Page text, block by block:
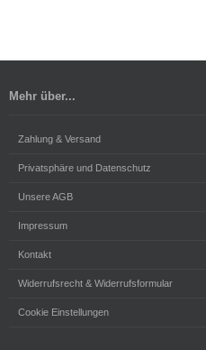
Mehr über...
Zahlung & Versand
Privatsphäre und Datenschutz
Unsere AGB
Impressum
Kontakt
Widerrufsrecht & Widerrufsformular
Cookie Einstellungen